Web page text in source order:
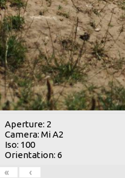
Aperture: 2
Camera: Mi A2
Iso: 100
Orientation: 6
«
‹